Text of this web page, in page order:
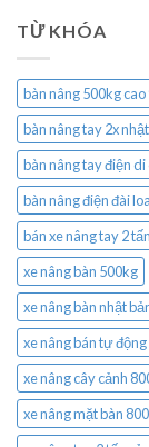
TỪ KHÓA
bàn nâng 500kg
bàn nâng tay 2x
bàn nâng tay điện
bàn nâng điện đài
bán xe nâng tay 2 tấn
xe nâng bàn 500kg
xe nâng bàn nhật
xe nâng bán tự
xe nâng cây cảnh
xe nâng mặt bàn